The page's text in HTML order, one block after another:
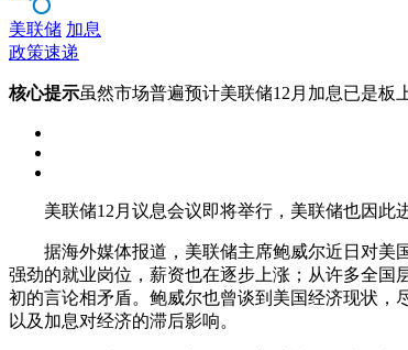
美联储 加息
政策速递
核心提示虽然市场普遍预计美联储12月加息已是板
美联储12月议息会议即将举行，美联储也因此进
据海外媒体报道，美联储主席鲍威尔近日对美国
强劲的就业岗位，薪资也在逐步上涨；从许多全国
初的言论相矛盾。鲍威尔也曾谈到美国经济现状，
以及加息对经济的滞后影响。